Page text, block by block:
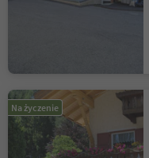
Na życzenie